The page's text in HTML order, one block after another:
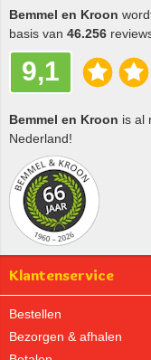
Bemmel en Kroon
basis van 46.256
9,1
Bemmel en Kroon is al
Nederland!
Klantenservice
Bestellen
Bezorgen & afhalen